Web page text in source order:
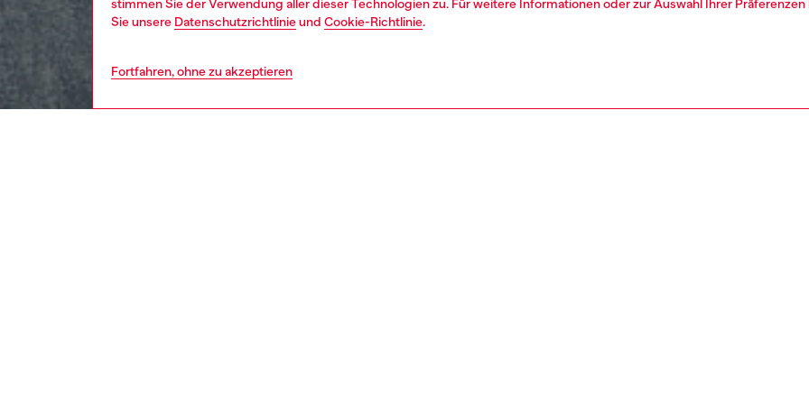
stimmen Sie der Verwendung aller dieser Technologien zu. Für weitere Informationen oder zur Auswahl Ihrer Präferenzen
Sie unsere Datenschutzrichtlinieund Cookie-Richtlinie.
Fortfahren, ohne zu akzeptieren